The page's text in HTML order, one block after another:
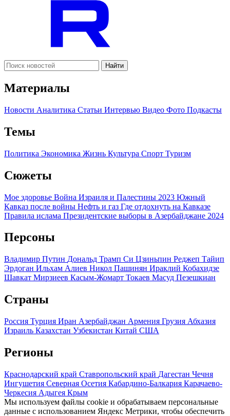
Найти
Материалы
Новости Аналитика Статьи Интервью Видео Фото Подкасты
Темы
Политика Экономика Жизнь Культура Спорт Туризм
Сюжеты
Мое здоровье Война Израиля и Палестины 2023 Южный
Кавказ после войны Нефть и газ Где отдохнуть на Кавказе
Правила ислама Президентские выборы в Азербайджане 2024
Персоны
Владимир Путин Дональд Трамп Си Цзиньпин Реджеп Тайип
Эрдоган Ильхам Алиев Никол Пашинян Ираклий Кобахидзе
Шавкат Мирзиеев Касым-Жомарт Токаев Масуд Пезешкиан
Страны
Россия Турция Иран Азербайджан Армения Грузия Абхазия
Израиль Казахстан Узбекистан Китай США
Регионы
Краснодарский край Ставропольский край Дагестан Чечня
Ингушетия Северная Осетия Кабардино-Балкария Карачаево-
Черкесия Адыгея Крым
Мы используем файлы cookie и обрабатываем персональные
данные с использованием Яндекс Метрики, чтобы обеспечить